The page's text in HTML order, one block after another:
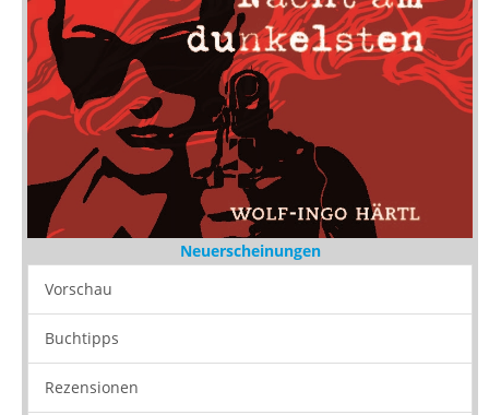
Neuerscheinungen
Vorschau
Buchtipps
Rezensionen